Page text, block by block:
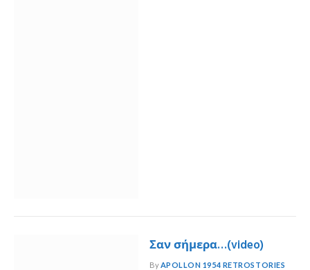
Σαν σήμερα…(video)
ByAPOLLON 1954 RETROSTORIES